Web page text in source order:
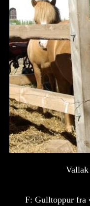
F: Gulltoppurfra